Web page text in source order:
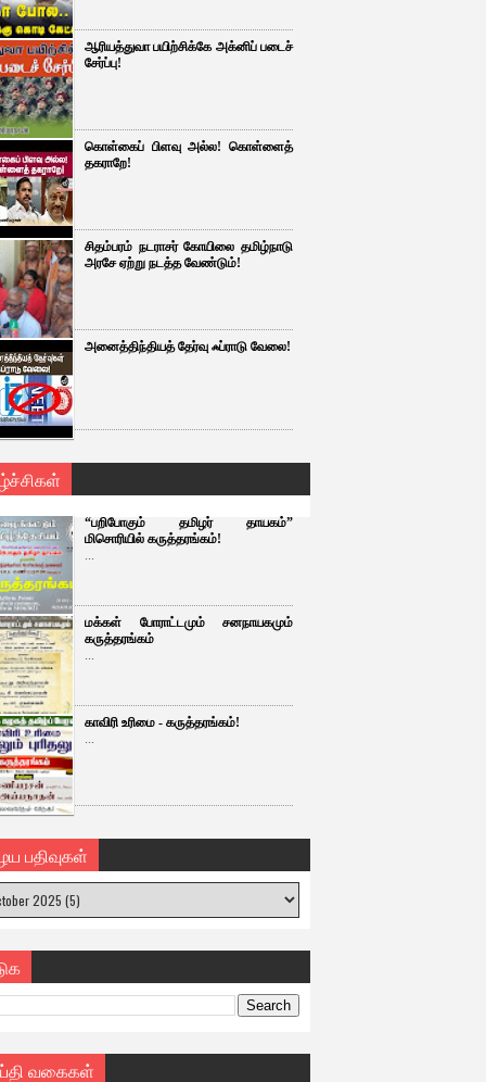
ஆரியத்துவா பயிற்சிக்கே அக்னிப் படைச்
சேர்ப்பு!
கொள்கைப் பிளவு அல்ல! கொள்ளைத்
தகராறே!
சிதம்பரம் நடராசர் கோயிலை தமிழ்நாடு
அரசே ஏற்று நடத்த வேண்டும்!
அனைத்திந்தியத் தேர்வு ஃப்ராடு வேலை!
“பறிபோகும் தமிழர் தாயகம்”
மிசொரியில் கருத்தரங்கம்!
...
மக்கள் போராட்டமும் சனநாயகமும்
கருத்தரங்கம்
...
காவிரி உரிமை - கருத்தரங்கம்!
...
பதிவுகள்
வகைகள்